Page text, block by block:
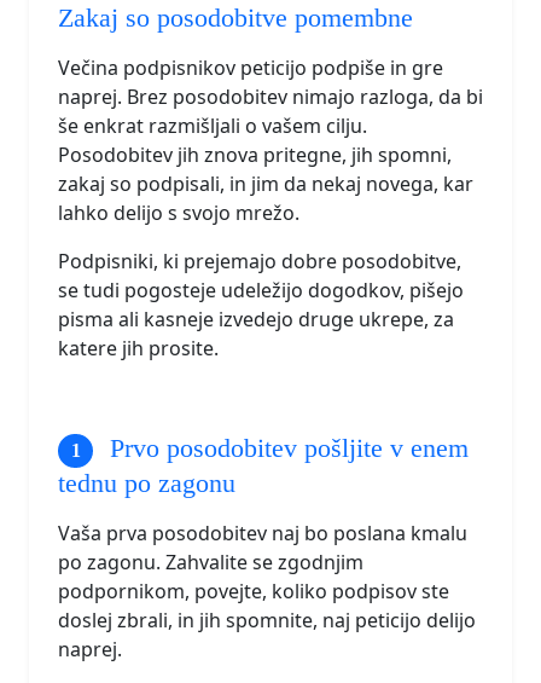
Zakaj so posodobitve pomembne
Večina podpisnikov peticijo podpiše in gre
naprej. Brez posodobitev nimajo razloga, da bi
še enkrat razmišljali o vašem cilju.
Posodobitev jih znova pritegne, jih spomni,
zakaj so podpisali, in jim da nekaj novega, kar
lahko delijo s svojo mrežo.
Podpisniki, ki prejemajo dobre posodobitve,
se tudi pogosteje udeležijo dogodkov, pišejo
pisma ali kasneje izvedejo druge ukrepe, za
katere jih prosite.
Prvo posodobitev pošljite v enem
tednu po zagonu
Vaša prva posodobitev naj bo poslana kmalu
po zagonu. Zahvalite se zgodnjim
podpornikom, povejte, koliko podpisov ste
doslej zbrali, in jih spomnite, naj peticijo delijo
naprej.